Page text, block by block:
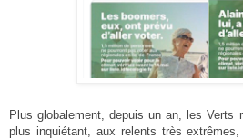
Plus globalement, depuis un an, les Verts
plus inquiétant, aux relents très